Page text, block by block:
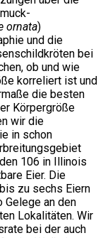
ornata)
und die
bei
ob und wie
korreliert ist und
die besten
Körpergröße
wir die
in schon
106 in Illinois
Eier. Die
zu sechs Eiern
Gelege an den
Lokalitäten. Wir
bei der auch